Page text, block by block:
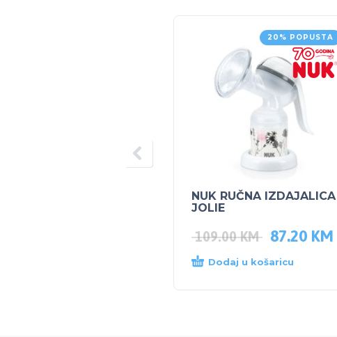
20% POPUSTA
NUK RUČNA IZDAJALICA
JOLIE
109.00KM 87.20 KM
Dodaj u košaricu